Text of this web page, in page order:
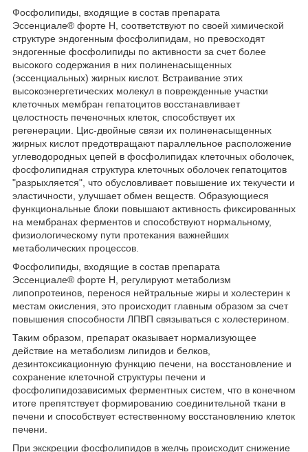
Фосфолипиды, входящие в состав препарата
Эссенциале® форте Н, соответствуют по своей химической
структуре эндогенным фосфолипидам, но превосходят
эндогенные фосфолипиды по активности за счет более
высокого содержания в них полиненасыщенных
(эссенциальных) жирных кислот. Встраивание этих
высокоэнергетических молекул в поврежденные участки
клеточных мембран гепатоцитов восстанавливает
целостность печеночных клеток, способствует их
регенерации. Цис-двойные связи их полиненасыщенных
жирных кислот предотвращают параллельное расположение
углеводородных цепей в фосфолипидах клеточных оболочек,
фосфолипидная структура клеточных оболочек гепатоцитов
"разрыхляется", что обусловливает повышение их текучести и
эластичности, улучшает обмен веществ. Образующиеся
функциональные блоки повышают активность фиксированных
на мембранах ферментов и способствуют нормальному,
физиологическому пути протекания важнейших
метаболических процессов.
Фосфолипиды, входящие в состав препарата
Эссенциале® форте Н, регулируют метаболизм
липопротеинов, перенося нейтральные жиры и холестерин к
местам окисления, это происходит главным образом за счет
повышения способности ЛПВП связываться с холестерином.
Таким образом, препарат оказывает нормализующее
действие на метаболизм липидов и белков,
дезинтоксикационную функцию печени, на восстановление и
сохранение клеточной структуры печени и
фосфолипидозависимых ферментных систем, что в конечном
итоге препятствует формированию соединительной ткани в
печени и способствует естественному восстановлению клеток
печени.
При экскреции фосфолипидов в желчь происходит снижение